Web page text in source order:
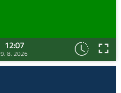
12:07
9. 8. 2026